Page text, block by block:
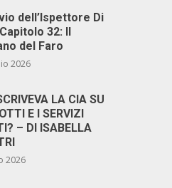
dell’Ispettore Di
32: Il
del Faro
2026
LA CIA SU
E I SERVIZI
– DI ISABELLA
2026